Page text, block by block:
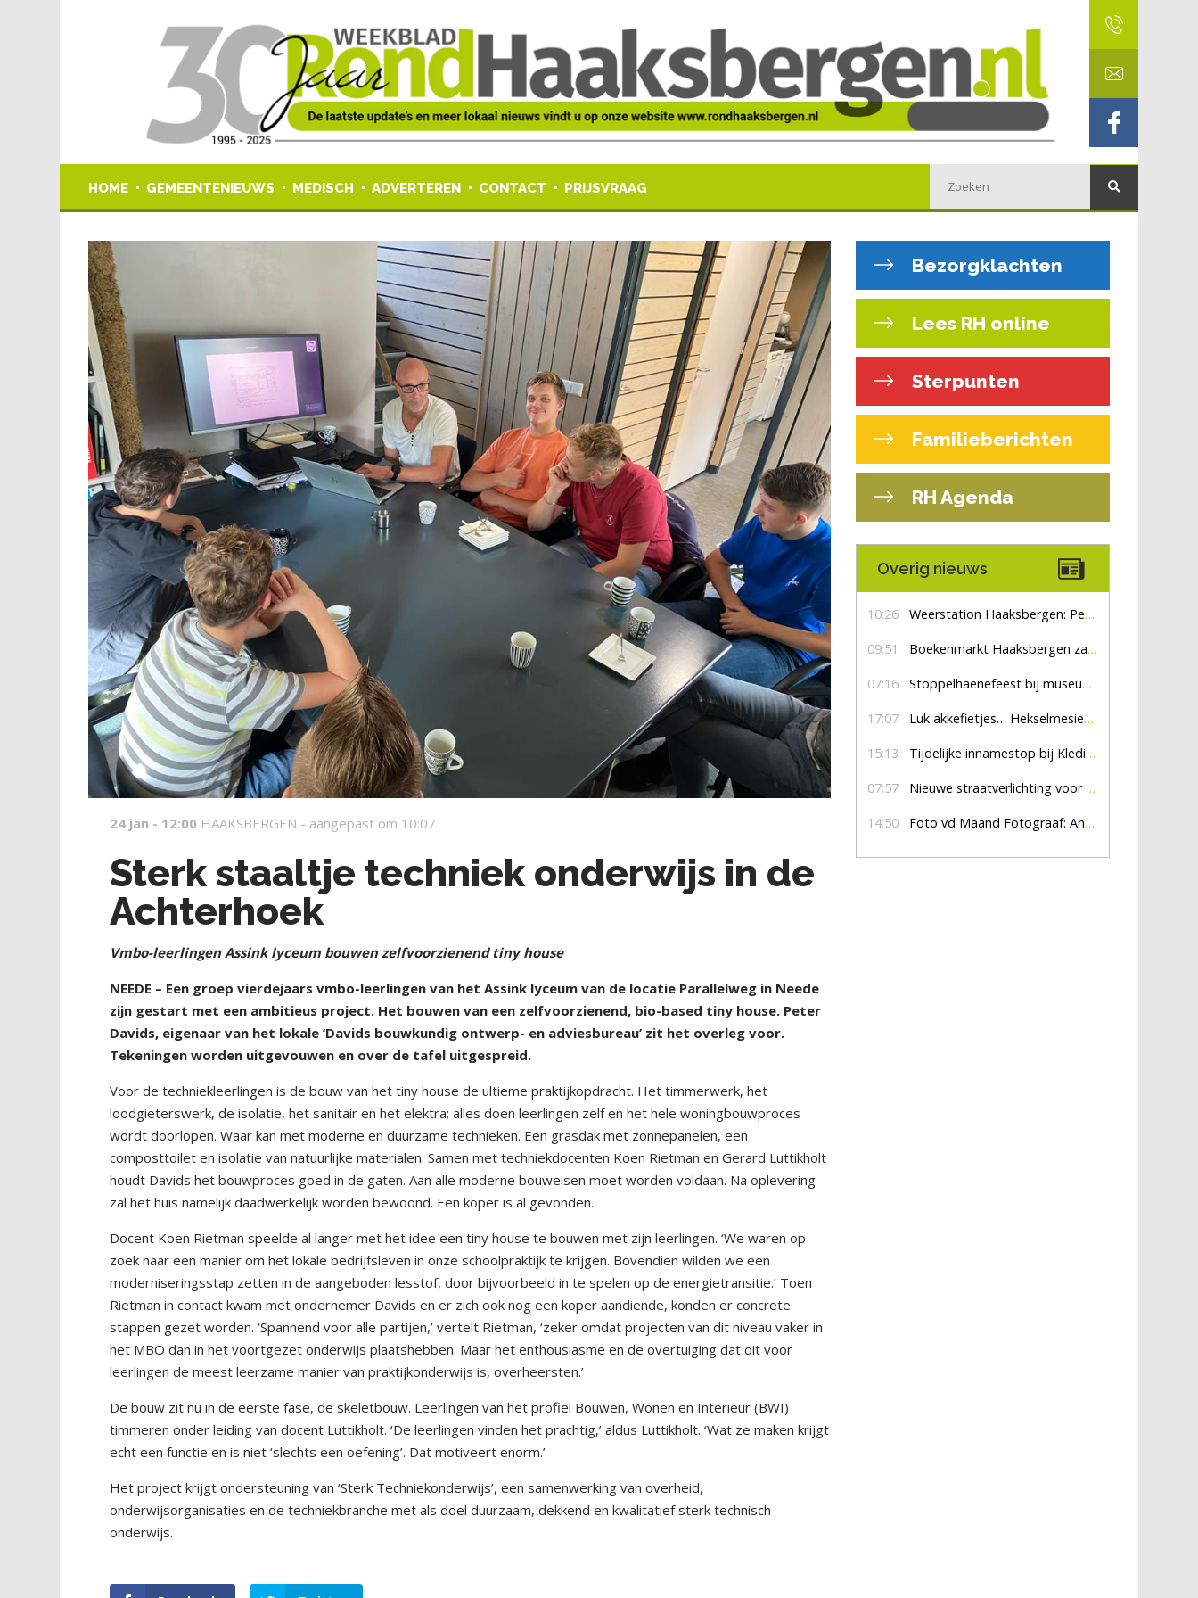
HOME GEMEENTENIEUWS MEDISCH ADVERTEREN CONTACT PRIJSVRAAG
24 jan - 12:00 HAAKSBERGEN - aangepast om 10:07
Sterk staaltje techniek onderwijs in de
Achterhoek
Vmbo-leerlingen Assink lyceum bouwen zelfvoorzienend tiny house
NEEDE – Een groep vierdejaars vmbo-leerlingen van het Assink lyceum van de locatie Parallelweg in Neede
zijn gestart met een ambitieus project. Het bouwen van een zelfvoorzienend, bio-based tiny house. Peter
Davids, eigenaar van het lokale ‘Davids bouwkundig ontwerp- en adviesbureau’ zit het overleg voor.
Tekeningen worden uitgevouwen en over de tafel uitgespreid.
Voor de techniekleerlingen is de bouw van het tiny house de ultieme praktijkopdracht. Het timmerwerk, het
loodgieterswerk, de isolatie, het sanitair en het elektra; alles doen leerlingen zelf en het hele woningbouwproces
wordt doorlopen. Waar kan met moderne en duurzame technieken. Een grasdak met zonnepanelen, een
composttoilet en isolatie van natuurlijke materialen. Samen met techniekdocenten Koen Rietman en Gerard Luttikholt
houdt Davids het bouwproces goed in de gaten. Aan alle moderne bouweisen moet worden voldaan. Na oplevering
zal het huis namelijk daadwerkelijk worden bewoond. Een koper is al gevonden.
Docent Koen Rietman speelde al langer met het idee een tiny house te bouwen met zijn leerlingen. ‘We waren op
zoek naar een manier om het lokale bedrijfsleven in onze schoolpraktijk te krijgen. Bovendien wilden we een
moderniseringsstap zetten in de aangeboden lesstof, door bijvoorbeeld in te spelen op de energietransitie.’ Toen
Rietman in contact kwam met ondernemer Davids en er zich ook nog een koper aandiende, konden er concrete
stappen gezet worden. ‘Spannend voor alle partijen,’ vertelt Rietman, ‘zeker omdat projecten van dit niveau vaker in
het MBO dan in het voortgezet onderwijs plaatshebben. Maar het enthousiasme en de overtuiging dat dit voor
leerlingen de meest leerzame manier van praktijkonderwijs is, overheersten.’
De bouw zit nu in de eerste fase, de skeletbouw. Leerlingen van het profiel Bouwen, Wonen en Interieur (BWI)
timmeren onder leiding van docent Luttikholt. ‘De leerlingen vinden het prachtig,’ aldus Luttikholt. ‘Wat ze maken krijgt
echt een functie en is niet ‘slechts een oefening’. Dat motiveert enorm.’
Het project krijgt ondersteuning van ‘Sterk Techniekonderwijs’, een samenwerking van overheid,
onderwijsorganisaties en de techniekbranche met als doel duurzaam, dekkend en kwalitatief sterk technisch
onderwijs.
Bezorgklachten
Lees RH online
Sterpunten
Familieberichten
RH Agenda
Overig nieuws
10:26 Weerstation Haaksbergen: Perioden met zon en droog
09:51 Boekenmarkt Haaksbergen zaterdag 8 augustus, marktplein Haaksbergen
07:16 Stoppelhaenefeest bij museum De Lebbenbrugge
17:07 Luk akkefietjes… HekselmesienHarry
15:13 Tijdelijke innamestop bij Kledingbank Stefania
07:57 Nieuwe straatverlichting voor De Veldmaat en De Pas
14:50 Foto vd Maand Fotograaf: Anna Jalving